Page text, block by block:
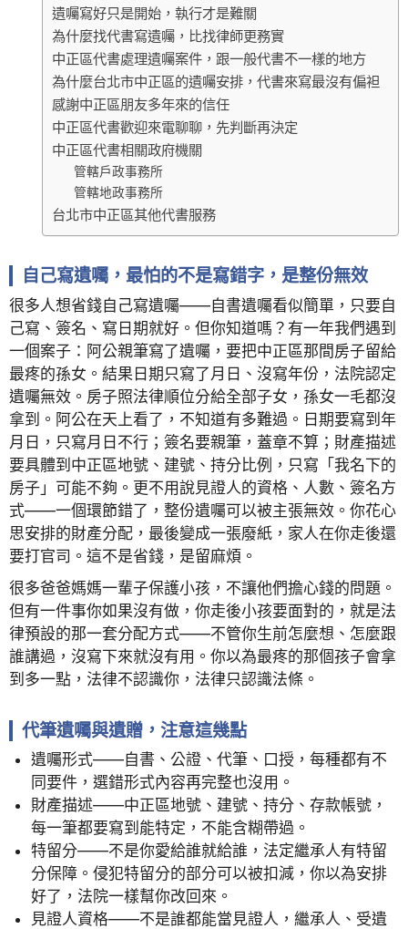
遺囑寫好只是開始，執行才是難關
為什麼找代書寫遺囑，比找律師更務實
中正區代書處理遺囑案件，跟一般代書不一樣的地方
為什麼台北市中正區的遺囑安排，代書來寫最沒有偏袒
感謝中正區朋友多年來的信任
中正區代書歡迎來電聊聊，先判斷再決定
中正區代書相關政府機關
管轄戶政事務所
管轄地政事務所
台北市中正區其他代書服務
自己寫遺囑，最怕的不是寫錯字，是整份無效
很多人想省錢自己寫遺囑——自書遺囑看似簡單，只要自
己寫、簽名、寫日期就好。但你知道嗎？有一年我們遇到
一個案子：阿公親筆寫了遺囑，要把中正區那間房子留給
最疼的孫女。結果日期只寫了月日、沒寫年份，法院認定
遺囑無效。房子照法律順位分給全部子女，孫女一毛都沒
拿到。阿公在天上看了，不知道有多難過。日期要寫到年
月日，只寫月日不行；簽名要親筆，蓋章不算；財產描述
要具體到中正區地號、建號、持分比例，只寫「我名下的
房子」可能不夠。更不用說見證人的資格、人數、簽名方
式——一個環節錯了，整份遺囑可以被主張無效。你花心
思安排的財產分配，最後變成一張廢紙，家人在你走後還
要打官司。這不是省錢，是留麻煩。
很多爸爸媽媽一輩子保護小孩，不讓他們擔心錢的問題。
但有一件事你如果沒有做，你走後小孩要面對的，就是法
律預設的那一套分配方式——不管你生前怎麼想、怎麼跟
誰講過，沒寫下來就沒有用。你以為最疼的那個孩子會拿
到多一點，法律不認識你，法律只認識法條。
代筆遺囑與遺贈，注意這幾點
遺囑形式——自書、公證、代筆、口授，每種都有不
同要件，選錯形式內容再完整也沒用。
財產描述——中正區地號、建號、持分、存款帳號，
每一筆都要寫到能特定，不能含糊帶過。
特留分——不是你愛給誰就給誰，法定繼承人有特留
分保障。侵犯特留分的部分可以被扣減，你以為安排
好了，法院一樣幫你改回來。
見證人資格——不是誰都能當見證人，繼承人、受遺